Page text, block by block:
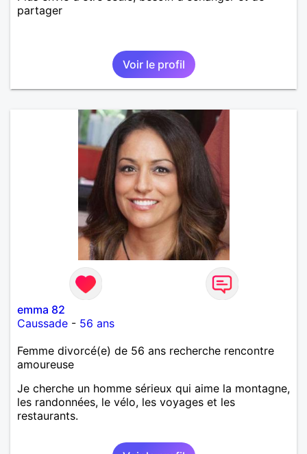
partager
Voir le profil
emma 82
Caussade - 56 ans
Femme divorcé(e) de 56 ans recherche rencontre
amoureuse
Je cherche un homme sérieux qui aime la montagne,
les randonnées, le vélo, les voyages et les
restaurants.